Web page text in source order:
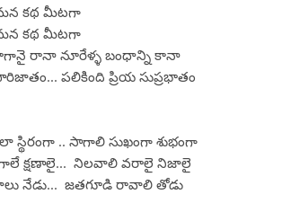
కథ మీటగా
కథ మీటగా
రానా నూరేళ్ళ బంధాన్ని కానా
పలికింది ప్రియ సుప్రభాతం
స్థిరంగా .. సాగాలి సుఖంగా శుభంగా
క్షణాలై... నిలవాలి వరాలై నిజాలై
నేడు... జతగూడి రావాలి తోడు